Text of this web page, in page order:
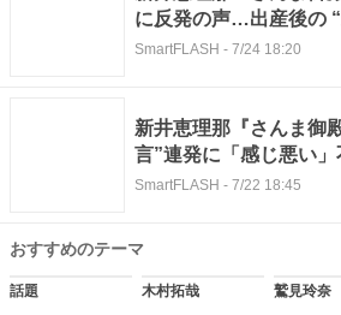
に反発の声…出産後の
ジ改善も、尾を引く “
SmartFLASH - 7/24 18:20
新井恵理那『さんま御
言”連発に「感じ悪い
レギュラーゼロで見せ
SmartFLASH - 7/22 18:45
おすすめのテーマ
話題 木村拓哉 鷲見玲奈